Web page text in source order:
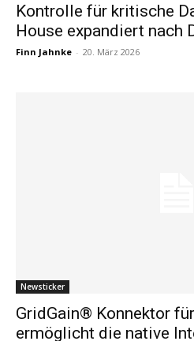
Kontrolle für kritische
House expandiert nach
Finn Jahnke - 20. März 2026
Newsticker
GridGain® Konnektor
ermöglicht die native